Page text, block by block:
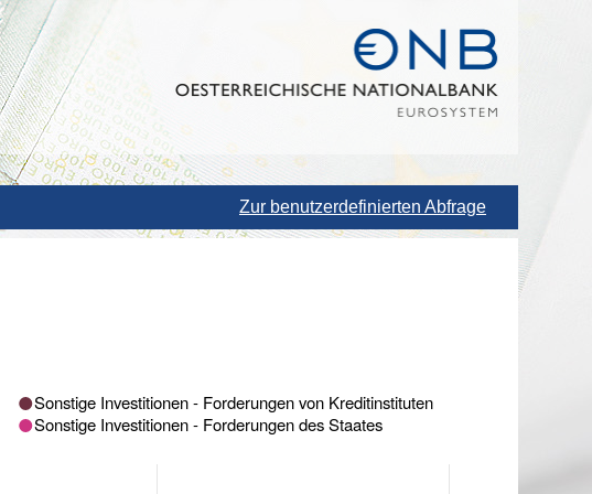
Zur benutzerdefinierten Abfrage
Sonstige Investitionen - Forderungen von Kreditinstituten
Sonstige Investitionen - Forderungen des Staates